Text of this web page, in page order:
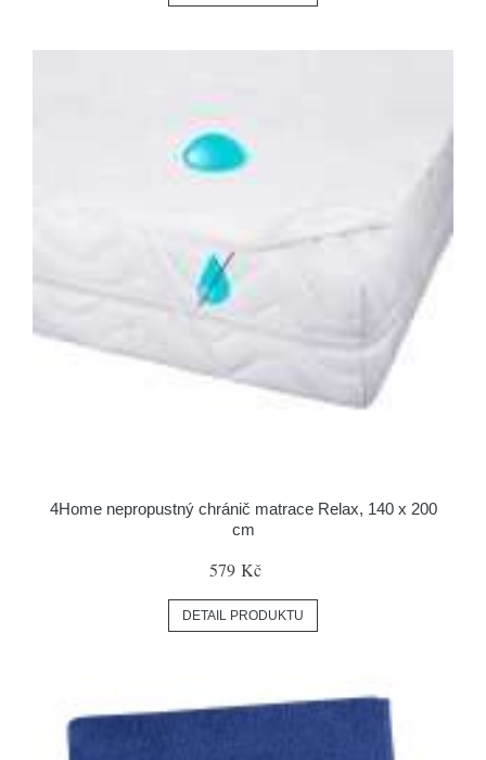
4Home nepropustný chránič matrace Relax, 140 x 200
cm
579 Kč
DETAIL PRODUKTU